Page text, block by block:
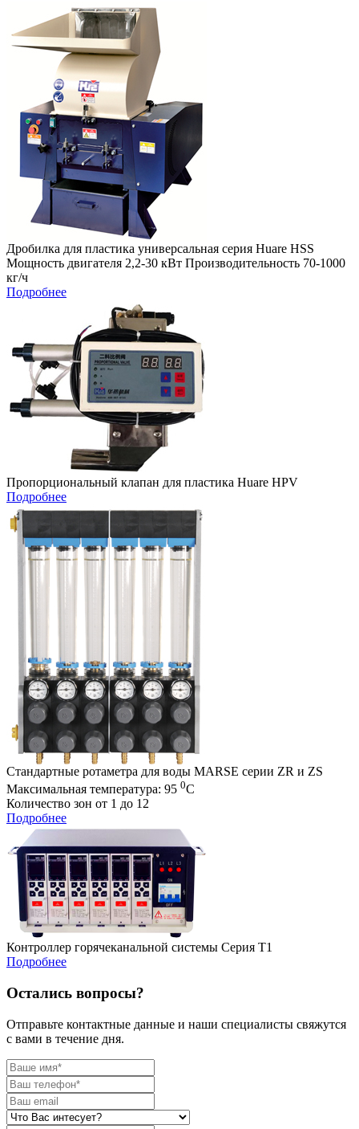
Дробилка для пластика универсальная серия Huare HSS
Мощность двигателя 2,2-30 кВт Производительность 70-1000
кг/ч
Подробнее
Пропорциональный клапан для пластика Huare HPV
Подробнее
Стандартные ротаметра для воды MARSE серии ZR и ZS
Максимальная температура: 95 0С
Количество зон от 1 до 12
Подробнее
Контроллер горячеканальной системы Серия T1
Подробнее
Остались вопросы?
Отправьте контактные данные и наши специалисты свяжутся
с вами в течение дня.